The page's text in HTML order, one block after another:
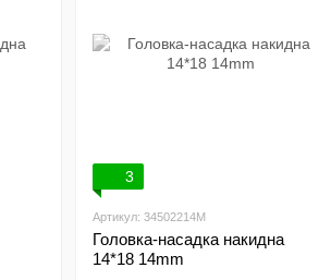
3
Артикул: 34502214M
Головка-насадка накидна
14*18 14mm